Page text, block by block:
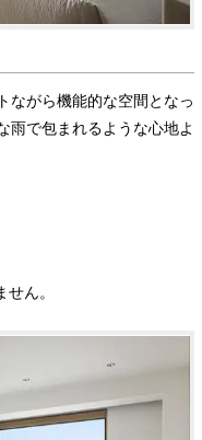
ながら機能的な空間となっ
雨で包まれるような心地よ
ん。